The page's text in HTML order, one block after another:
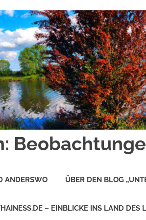
ANDERSWO ÜBER DEN BLOG
– EINBLICKE INS LAND DES